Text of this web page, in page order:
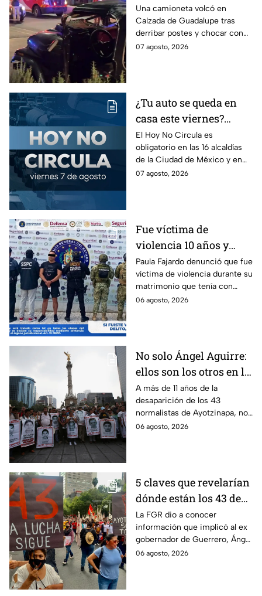
volcadura en Tepeyac
Insurgentes y operativo
en la Juárez, mientras
dormía
Una camioneta volcó en
Calzada de Guadalupe tras
derribar postes y chocar con
un árbol, dejando a tres
07 agosto, 2026
¿Tu auto se queda en
casa este viernes?
Revisa el Hoy No
Circula de este 7 de
agosto
El Hoy No Circula es
obligatorio en las 16 alcaldías
de la Ciudad de México y en
los municipios conurbados del
07 agosto, 2026
Fue víctima de
violencia 10 años y
hasta ahora detienen al
presunto agresor: el
caso de Paula Fajardo
Paula Fajardo denunció que fue
víctima de violencia durante su
matrimonio que tenía con
Jorge Francisco “N”, quien fue
06 agosto, 2026
No solo Ángel Aguirre:
ellos son los otros en la
lupa por el caso
Ayotzinapa
A más de 11 años de la
desaparición de los 43
normalistas de Ayotzinapa, no
se ha conocido el paradero de
06 agosto, 2026
5 claves que revelarían
dónde están los 43 de
Ayotzinapa tras
captura de Ángel
Aguirre, ex gobernador
de Guerrero
La FGR dio a conocer
información que implicó al ex
gobernador de Guerrero, Ángel
Aguirre, quien fue detenido
06 agosto, 2026